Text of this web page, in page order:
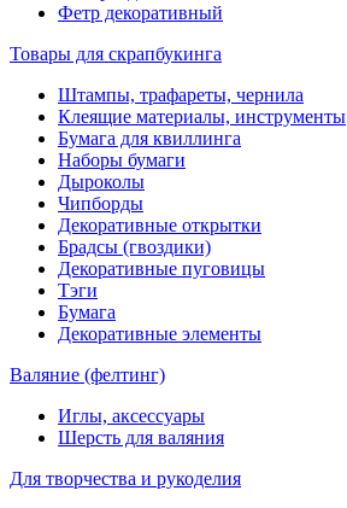
Фетр декоративный
Товары для скрапбукинга
Штампы, трафареты, чернила
Клеящие материалы, инструменты
Бумага для квиллинга
Наборы бумаги
Дыроколы
Чипборды
Декоративные открытки
Брадсы (гвоздики)
Декоративные пуговицы
Тэги
Бумага
Декоративные элементы
Валяние (фелтинг)
Иглы, аксессуары
Шерсть для валяния
Для творчества и рукоделия